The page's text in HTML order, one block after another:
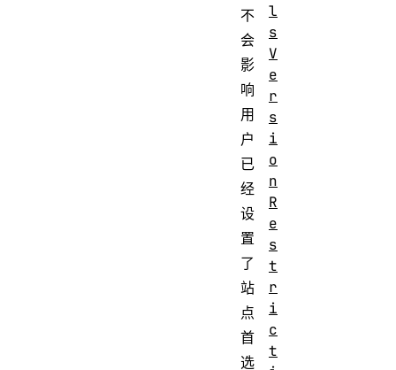
不
会
影
响
用
户
已
经
设
置
了
站
点
首
选
l
s
V
e
r
s
i
o
n
R
e
s
t
r
i
c
t